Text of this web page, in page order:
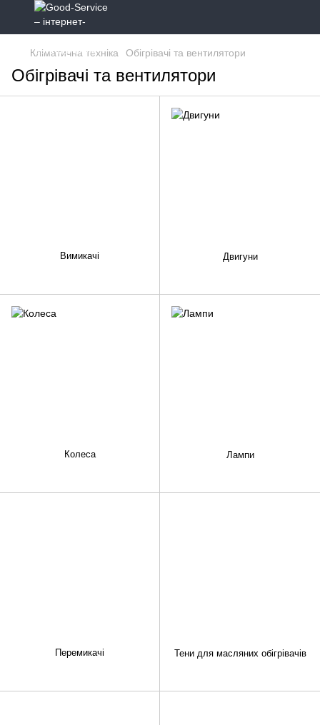
Кліматична техніка Обігрівачі та вентилятори
Обігрівачі та вентилятори
Вимикачі Двигуни
Колеса Лампи
Перемикачі Тени для масляних обігрівачів